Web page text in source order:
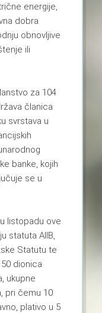
energije,
dobra
obnovljive
ili
za 104
članica
svrstava u
banke, kojih
se u
listopadu ove
statuta AIIB,
Statutu te
dionica
ukupne
pri čemu 10
plativo u 5